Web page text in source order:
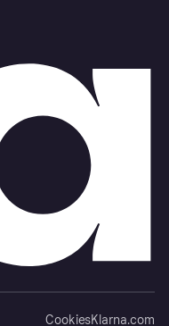
CookiesKlarna.com